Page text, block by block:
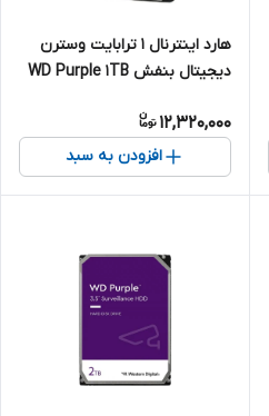
هارد اینترنال 1 ترابایت وسترن
دیجیتال بنفش WD Purple 1TB
12,320,000
افزودن به سبد